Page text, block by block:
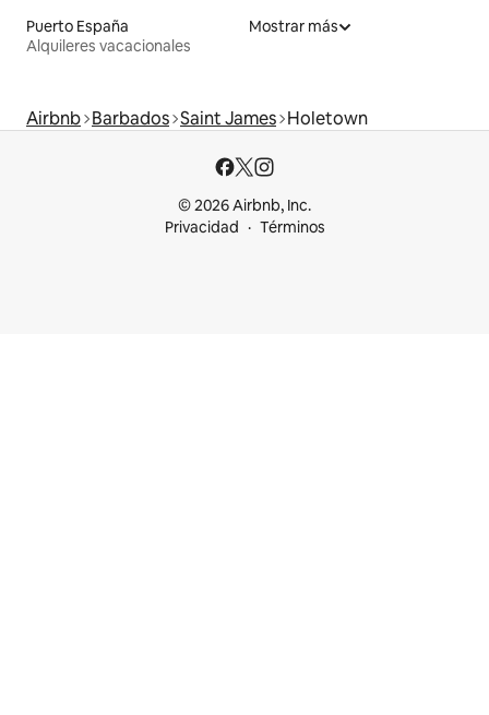
Puerto España
Alquileres vacacionales
Mostrar más
Airbnb Barbados Saint James Holetown
© 2026 Airbnb, Inc.
Privacidad
Términos